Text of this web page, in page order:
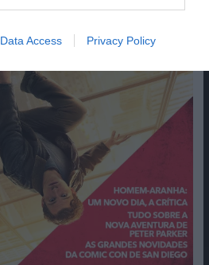
Data Access Privacy Policy